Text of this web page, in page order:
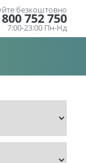
безкоштовно
752 750
7:00-23:00 Пн-Нд